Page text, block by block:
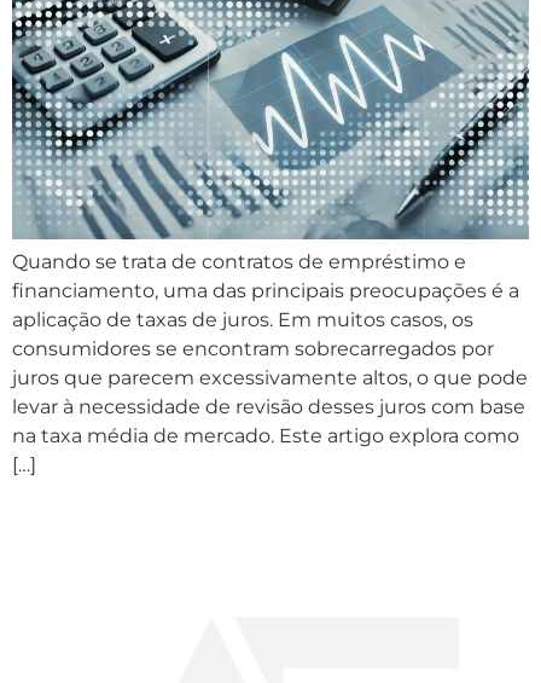
Quando se trata de contratos de empréstimo e
financiamento, uma das principais preocupações é a
aplicação de taxas de juros. Em muitos casos, os
consumidores se encontram sobrecarregados por
juros que parecem excessivamente altos, o que pode
levar à necessidade de revisão desses juros com base
na taxa média de mercado. Este artigo explora como
[…]